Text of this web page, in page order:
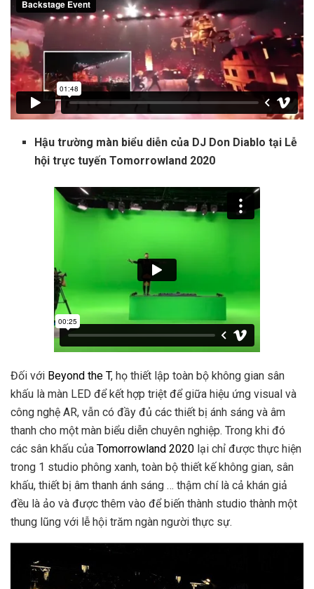
Hậu trường màn biểu diễn của DJ Don Diablo tại Lễ
hội trực tuyến Tomorrowland 2020
Đối với Beyond the T, họ thiết lập toàn bộ không gian sân
khấu là màn LED để kết hợp triệt để giữa hiệu ứng visual và
công nghệ AR, vẫn có đầy đủ các thiết bị ánh sáng và âm
thanh cho một màn biểu diễn chuyên nghiệp. Trong khi đó
các sân khấu của Tomorrowland 2020 lại chỉ được thực hiện
trong 1 studio phông xanh, toàn bộ thiết kế không gian, sân
khấu, thiết bị âm thanh ánh sáng … thậm chí là cả khán giả
đều là ảo và được thêm vào để biến thành studio thành một
thung lũng với lễ hội trăm ngàn người thực sự.